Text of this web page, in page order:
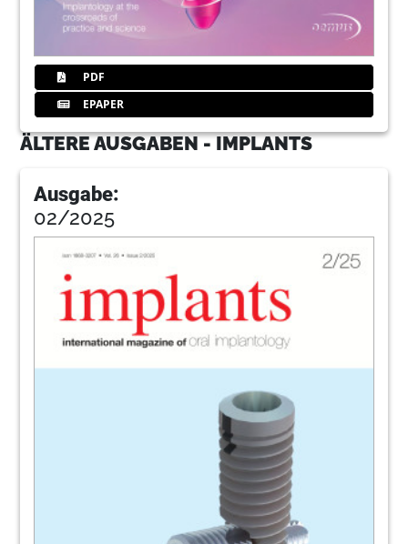
PDF
EPAPER
ÄLTERE AUSGABEN - IMPLANTS
Ausgabe:
02/2025